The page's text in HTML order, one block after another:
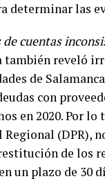
determinar las
de cuentas
reveló
de
con
en 2020. Por
Regional (DPR),
de los
un plazo de 30